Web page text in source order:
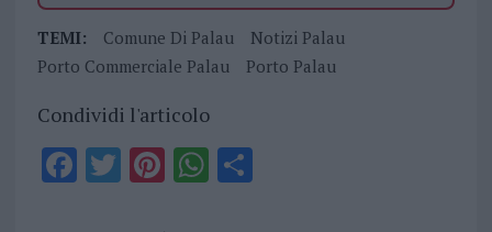
TEMI: Comune Di Palau
Notizi Palau
Porto Commerciale Palau
Porto Palau
Condividi l'articolo
F T PiWS